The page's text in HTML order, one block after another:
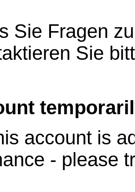
Sie Fragen
Sie
account is
- please